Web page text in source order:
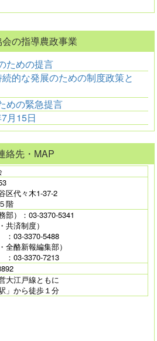
の指導農政事業
ための提言
的な発展のための制度政策と
めの緊急提言
月15日
絡先・MAP
区代々木1-37-2
階
部）：03-3370-5341
共済制度）
3370-5488
全酪新報編集部）
3370-7213
大江戸線ともに
」から徒歩１分